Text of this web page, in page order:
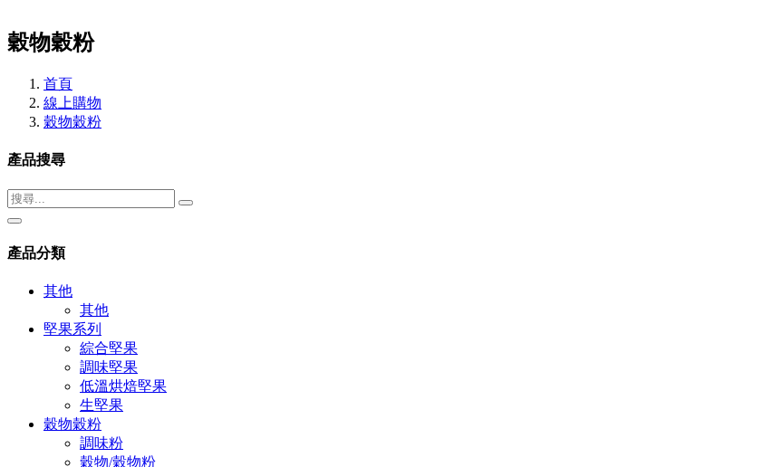
穀物穀粉
首頁
線上購物
穀物穀粉
產品搜尋
產品分類
其他
其他
堅果系列
綜合堅果
調味堅果
低溫烘焙堅果
生堅果
穀物穀粉
調味粉
穀物/穀物粉